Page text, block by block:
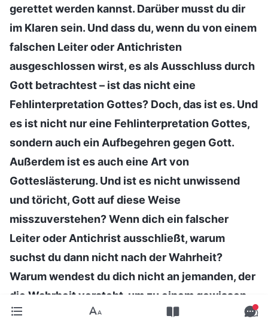
gerettet werden kannst. Darüber musst du dir
im Klaren sein. Und dass du, wenn du von einem
falschen Leiter oder Antichristen
ausgeschlossen wirst, es als Ausschluss durch
Gott betrachtest – ist das nicht eine
Fehlinterpretation Gottes? Doch, das ist es. Und
es ist nicht nur eine Fehlinterpretation Gottes,
sondern auch ein Aufbegehren gegen Gott.
Außerdem ist es auch eine Art von
Gotteslästerung. Und ist es nicht unwissend
und töricht, Gott auf diese Weise
misszuverstehen? Wenn dich ein falscher
Leiter oder Antichrist ausschließt, warum
suchst du dann nicht nach der Wahrheit?
Warum wendest du dich nicht an jemanden, der
die Wahrheit versteht, um zu einem gewissen
Urteilsvermögen zu gelangen? Und warum